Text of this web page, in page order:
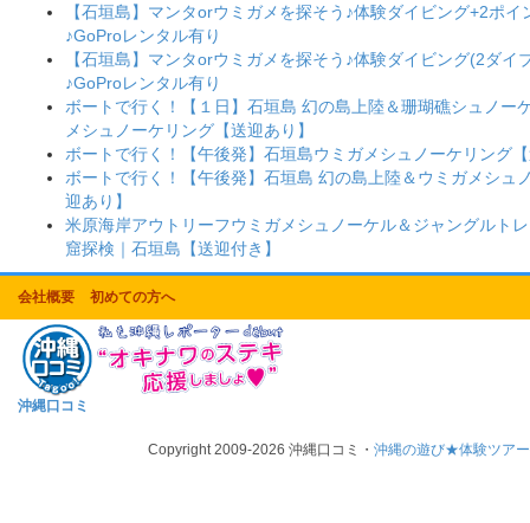
【石垣島】マンタorウミガメを探そう♪体験ダイビング+2ポイ
♪GoProレンタル有り
【石垣島】マンタorウミガメを探そう♪体験ダイビング(2ダイ
♪GoProレンタル有り
ボートで行く！【１日】石垣島 幻の島上陸＆珊瑚礁シュノー
メシュノーケリング【送迎あり】
ボートで行く！【午後発】石垣島ウミガメシュノーケリング
ボートで行く！【午後発】石垣島 幻の島上陸＆ウミガメシュ
迎あり】
米原海岸アウトリーフウミガメシュノーケル＆ジャングルト
窟探検｜石垣島【送迎付き】
会社概要 初めての方へ
沖縄口コミ
Copyright 2009-2026 沖縄口コミ・沖縄の遊び★体験ツアー